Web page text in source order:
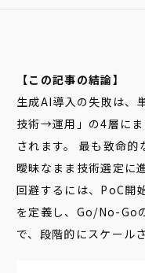
【この記事の結論】
生成AI導入の失敗は
技術→運用」の4層にま
されます。 最も致命
曖昧なまま技術選定に
回避するには、PoC開
を定義し、Go/No-Go
で、段階的にスケール